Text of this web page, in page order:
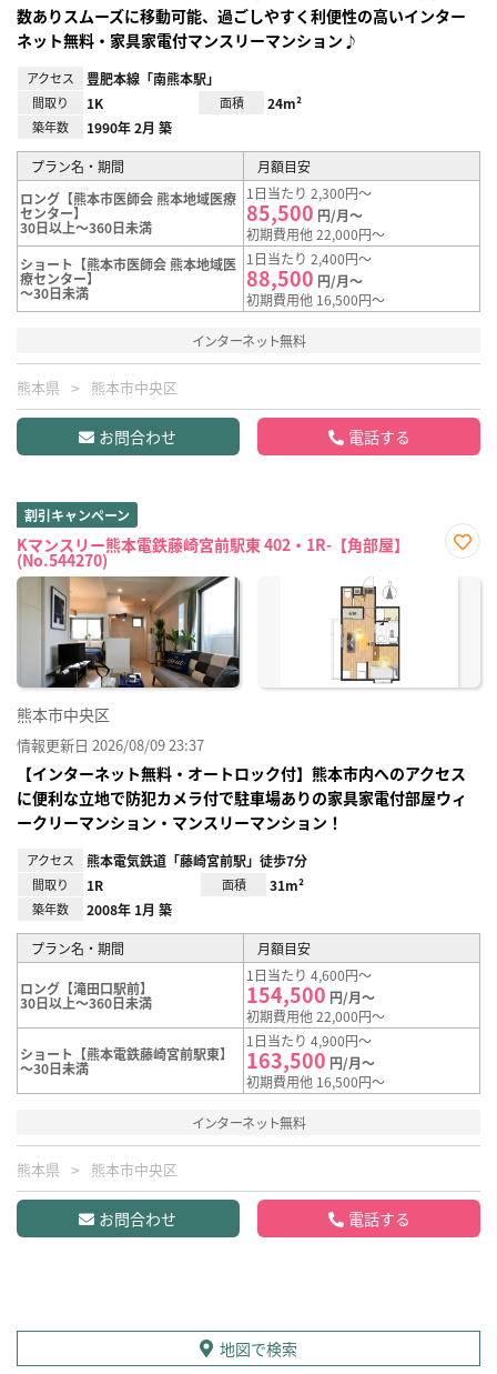
数ありスムーズに移動可能、過ごしやすく利便性の高いインター
ネット無料・家具家電付マンスリーマンション♪
アクセス 豊肥本線「南熊本駅」
間取り 1K 面積 24m²
築年数 1990年 2月 築
プラン名・期間
月額目安
ロング【熊本市医師会 熊本地域医療
センター】
30日以上～360日未満
1日当たり 2,300円～
85,500 円/月～
初期費用他 22,000円～
ショート【熊本市医師会 熊本地域医
療センター】
～30日未満
1日当たり 2,400円～
88,500 円/月～
初期費用他 16,500円～
インターネット無料
熊本県 熊本市中央区
お問合わせ 電話する
割引キャンペーン
Kマンスリー熊本電鉄藤崎宮前駅東 402・1R-【角部屋】
(No.544270)
に入
熊本市中央区
情報更新日 2026/08/09 23:37
【インターネット無料・オートロック付】熊本市内へのアクセス
に便利な立地で防犯カメラ付で駐車場ありの家具家電付部屋ウィ
ークリーマンション・マンスリーマンション！
アクセス 熊本電気鉄道「藤崎宮前駅」徒歩7分
間取り 1R 面積 31m²
築年数 2008年 1月 築
プラン名・期間 月額目安
ロング【滝田口駅前】
30日以上～360日未満
1日当たり 4,600円～
154,500 円/月～
初期費用他 22,000円～
ショート【熊本電鉄藤崎宮前駅東】
～30日未満
1日当たり 4,900円～
163,500 円/月～
初期費用他 16,500円～
インターネット無料
熊本県 熊本市中央区
お問合わせ 電話する
地図で検索